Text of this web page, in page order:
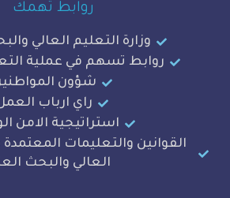
روابط تهمك
وزارة التعليم العالي والبحث العلمي
تسهم في عملية التعليم
شؤون المواطنين
راي ارباب العمل
استراتيجية الامن الوطني
والتعليمات المعتمدة في وزارة
العالي والبحث العلمي